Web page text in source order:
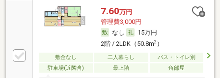
7.60万円
管理費3,000円
なし
15万円
2階 / 2LDK（50.8m2）
敷金なし 二人暮らし
バス・トイレ別
駐車場(近隣含)
最上階 角部屋